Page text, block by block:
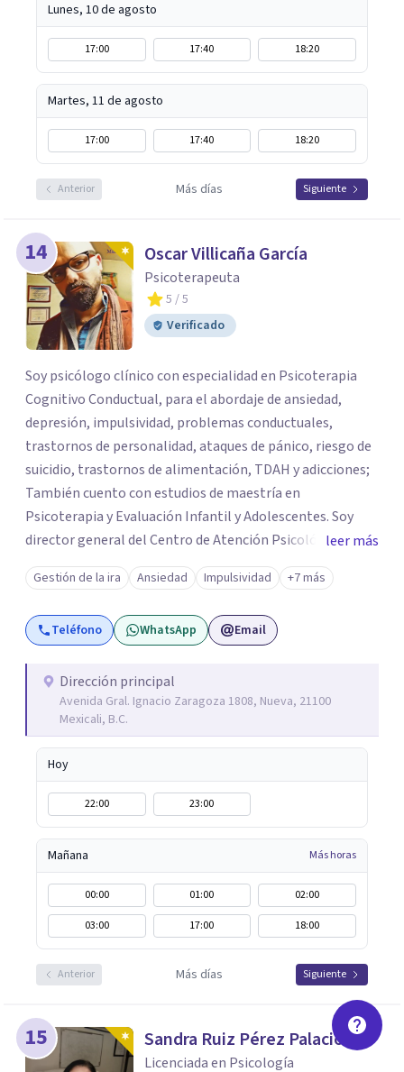
Lunes, 10 de agosto
17:00 17:40 18:20
Martes, 11 de agosto
17:00 17:40 18:20
Anterior Más días Siguiente
14 Oscar Villicaña García
Psicoterapeuta
5 / 5
Verificado
Soy psicólogo clínico con especialidad en Psicoterapia
Cognitivo Conductual, para el abordaje de ansiedad,
depresión, impulsividad, problemas conductuales,
trastornos de personalidad, ataques de pánico, riesgo de
suicidio, trastornos de alimentación, TDAH y adicciones;
También cuento con estudios de maestría en
Psicoterapia y Evaluación Infantil y Adolescentes. Soy
director general del Centro de Atención Psicológica y
Aprendizaje Mák Psap, trabajo proceso psicoterapéutico
con adultos y adolescentes, evaluaciones psicológicas
integrales con niños desde los 2 años y medio hasta
jóvenes de 17, realizo diagnósticos psicológicos clínicos
asesoría, conferencias y talleres en empresas y escuelas,
abordando distintos temas de inteligencia emocional y
salud mental.
leer más
Gestión de la ira Ansiedad Impulsividad +7 más
Teléfono WhatsApp Email
Dirección principal
Avenida Gral. Ignacio Zaragoza 1808, Nueva, 21100
Mexicali, B.C.
Hoy
22:00 23:00
Mañana Más horas
00:00 01:00
02:00
03:00
17:00 18:00
Anterior Más días Siguiente
15 Sandra Ruiz Pérez Palacios
Licenciada en Psicología